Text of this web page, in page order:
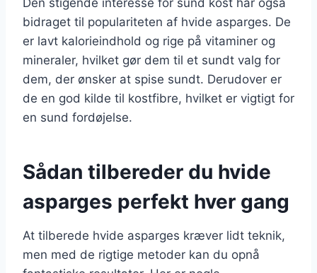
bidraget til populariteten af hvide asparges. De
er lavt kalorieindhold og rige på vitaminer og
mineraler, hvilket gør dem til et sundt valg for
dem, der ønsker at spise sundt. Derudover er
de en god kilde til kostfibre, hvilket er vigtigt for
en sund fordøjelse.
Sådan tilbereder du hvide
asparges perfekt hver gang
At tilberede hvide asparges kræver lidt teknik,
men med de rigtige metoder kan du opnå